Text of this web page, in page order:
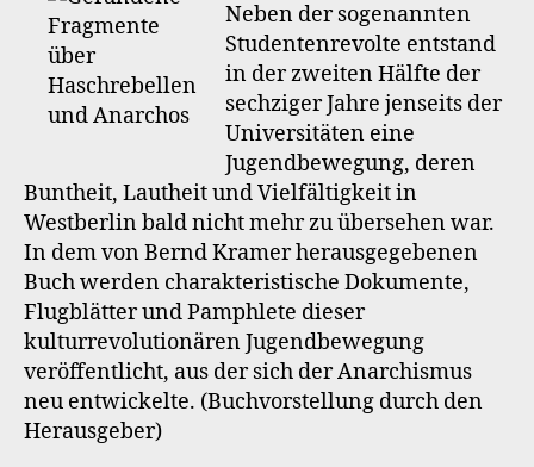
Neben der sogenannten
Studentenrevolte entstand
in der zweiten Hälfte der
sechziger Jahre jenseits der
Universitäten eine
Jugendbewegung, deren
Buntheit, Lautheit und Vielfältigkeit in
Westberlin bald nicht mehr zu übersehen war.
In dem von Bernd Kramer herausgegebenen
Buch werden charakteristische Dokumente,
Flugblätter und Pamphlete dieser
kulturrevolutionären Jugendbewegung
veröffentlicht, aus der sich der Anarchismus
neu entwickelte. (Buchvorstellung durch den
Herausgeber)